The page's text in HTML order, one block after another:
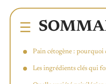
Pain cétogène : pourquoi
Les ingrédients clés qui